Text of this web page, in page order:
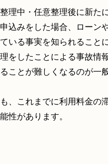
理中・任意整理後に新た
込みをした場合、ローン
いる事実を知られること
をしたことによる事故情
ことが難しくなるのが一
、これまでに利用料金の
性があります。